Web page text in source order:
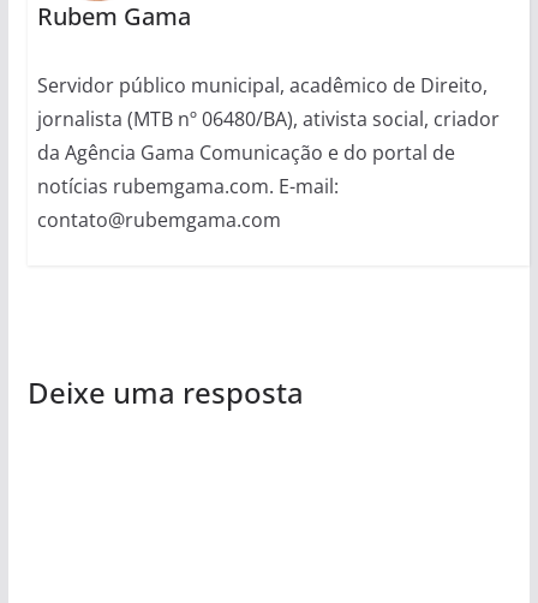
Rubem Gama
Servidor público municipal, acadêmico de Direito,
jornalista (MTB nº 06480/BA), ativista social, criador
da Agência Gama Comunicação e do portal de
notícias rubemgama.com. E-mail:
contato@rubemgama.com
Deixe uma resposta